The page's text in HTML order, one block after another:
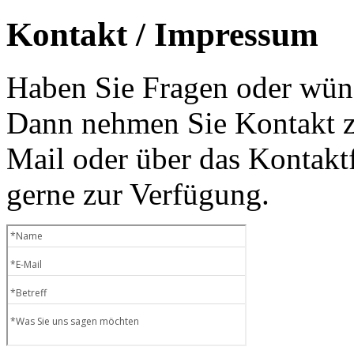
Kontakt / Impressum
Haben Sie Fragen oder
Dann nehmen Sie Kontakt
Mail oder über das
gerne zur Verfügung.